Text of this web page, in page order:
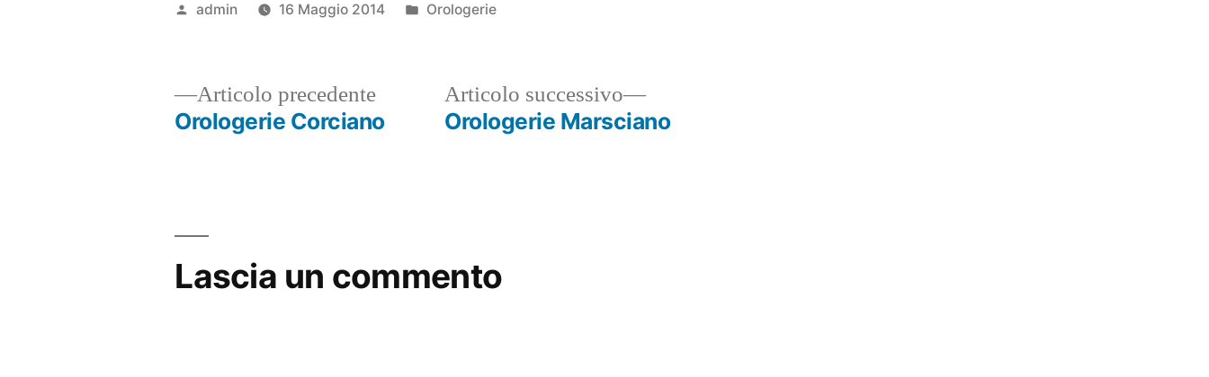
Pubblicato
admin 16 Maggio 2014
Pubblicato
Orologerie
Navigazione
Articolo precedenteArticolo
precedente:
Orologerie Corciano
Articolo successivo
Articolo
successivo:
Orologerie Marsciano
Lascia un commento